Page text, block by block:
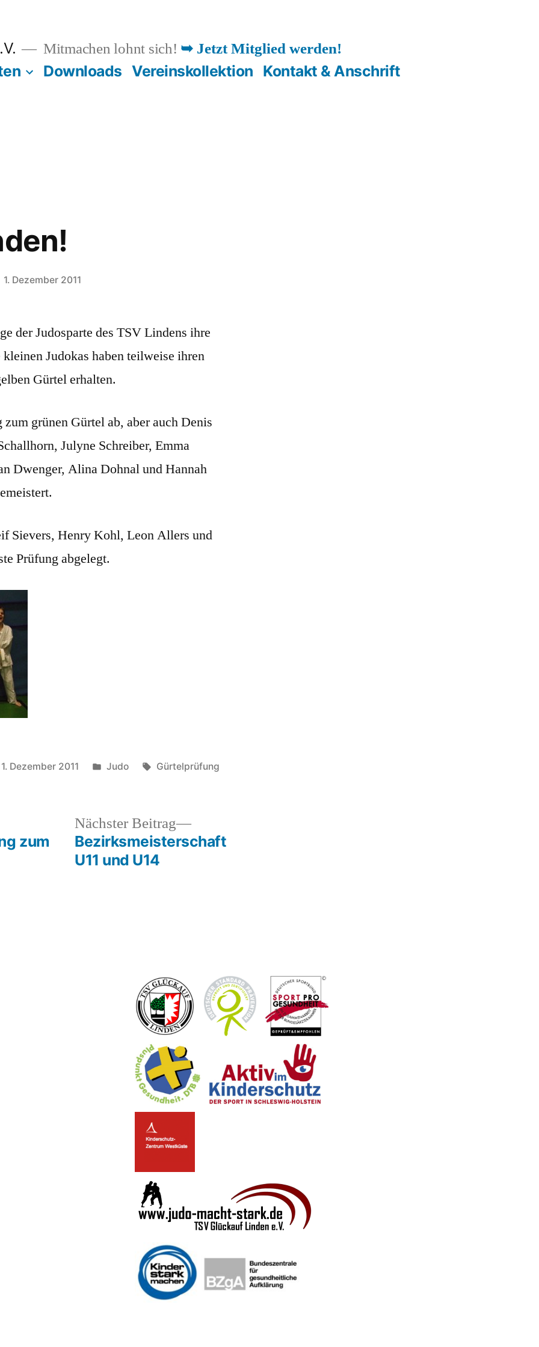
Mitmachen lohnt sich! ➥ Jetzt Mitglied werden!
Downloads Vereinskollektion Kontakt & Anschrift
1. Dezember 2011
der Judosparte des TSV Lindens ihre
Judokas haben teilweise ihren
Gürtel erhalten.
grünen Gürtel ab, aber auch Denis
Julyne Schreiber, Emma
Dwenger, Alina Dohnal und Hannah
Sievers, Henry Kohl, Leon Allers und
Prüfung abgelegt.
1. Dezember 2011
Veröffentlicht
Judo Schlagwörter:
Gürtelprüfung
zum
Nächster Beitrag
Nächster
Beitrag:
Bezirksmeisterschaft
U11 und U14